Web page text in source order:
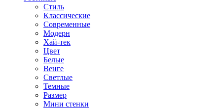
Стиль
Классические
Современные
Модерн
Хай-тек
Цвет
Белые
Венге
Светлые
Темные
Размер
Мини стенки